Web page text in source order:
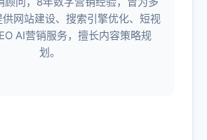
网站建设、搜索引擎优化、短视
AI营销服务，擅长内容策略规
划。